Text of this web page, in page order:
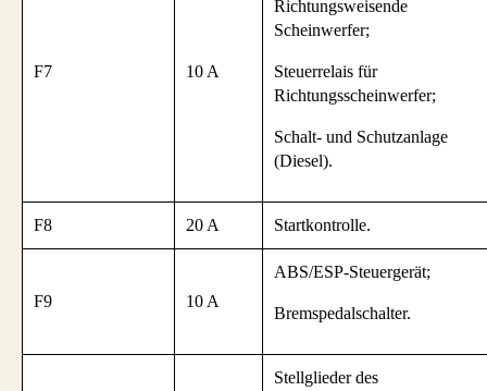
F7 10 A
Richtungsweisende
Scheinwerfer;
Steuerrelais für
Richtungsscheinwerfer;
Schalt- und Schutzanlage
(Diesel).
F8 20 A Startkontrolle.
F9 10 A
ABS/ESP-Steuergerät;
Bremspedalschalter.
Stellglieder des